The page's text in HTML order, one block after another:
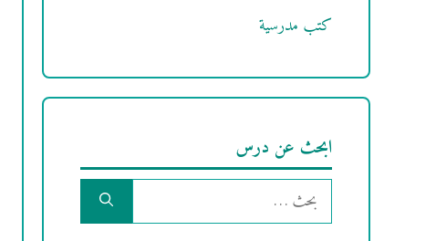
كتب مدرسية
ابحث عن درس
البحث
عن: